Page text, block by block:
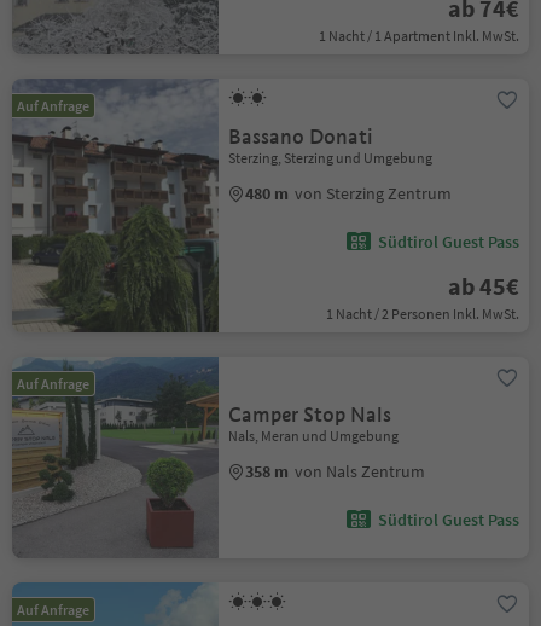
ab 74€
1 Nacht / 1 Apartment Inkl. MwSt.
Auf Anfrage
Bassano Donati
Sterzing, Sterzing und Umgebung
480 m von Sterzing Zentrum
Südtirol Guest Pass
ab 45€
1 Nacht / 2 Personen Inkl. MwSt.
Auf Anfrage
Camper Stop Nals
Nals, Meran und Umgebung
358 m von Nals Zentrum
Südtirol Guest Pass
Auf Anfrage